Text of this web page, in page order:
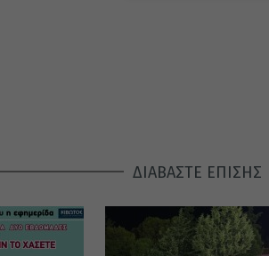
ΔΙΑΒΑΣΤΕ ΕΠΙΣΗΣ